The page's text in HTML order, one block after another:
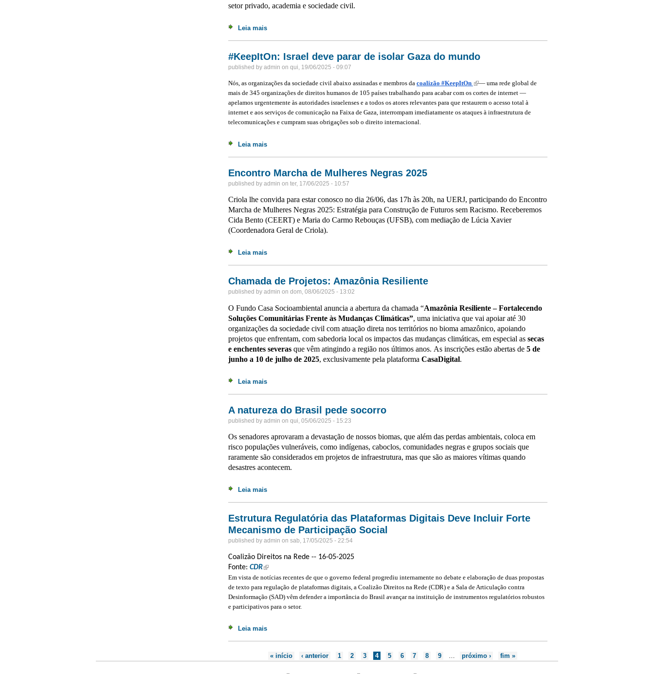
setor privado, academia e sociedade civil.
Leia mais
#KeepItOn: Israel deve parar de isolar Gaza do mundo
published by admin on qui, 19/06/2025 - 09:07
Nós, as organizações da sociedade civil abaixo assinadas e membros da coalizão #KeepItOn (link is external)
— uma rede global de
mais de 345 organizações de direitos humanos de 105 países trabalhando para acabar com os cortes de internet —
apelamos urgentemente às autoridades israelenses e a todos os atores relevantes para que restaurem o acesso total à
internet e aos serviços de comunicação na Faixa de Gaza, interrompam imediatamente os ataques à infraestrutura de
telecomunicações e cumpram suas obrigações sob o direito internacional.
Leia mais
Encontro Marcha de Mulheres Negras 2025
published by admin on ter, 17/06/2025 - 10:57
Criola lhe convida para estar conosco no dia 26/06, das 17h às 20h, na UERJ, participando do Encontro
Marcha de Mulheres Negras 2025: Estratégia para Construção de Futuros sem Racismo. Receberemos
Cida Bento (CEERT) e Maria do Carmo Rebouças (UFSB), com mediação de Lúcia Xavier
(Coordenadora Geral de Criola).
Leia mais
Chamada de Projetos: Amazônia Resiliente
published by admin on dom, 08/06/2025 - 13:02
O Fundo Casa Socioambiental anuncia a abertura da chamada “Amazônia Resiliente – Fortalecendo
Soluções Comunitárias Frente às Mudanças Climáticas”, uma iniciativa que vai apoiar até 30
organizações da sociedade civil com atuação direta nos territórios no bioma amazônico, apoiando
projetos que enfrentam, com sabedoria local os impactos das mudanças climáticas, em especial as secas
e enchentes severas que vêm atingindo a região nos últimos anos. As inscrições estão abertas de 5 de
junho a 10 de julho de 2025, exclusivamente pela plataforma CasaDigital.
Leia mais
A natureza do Brasil pede socorro
published by admin on qui, 05/06/2025 - 15:23
Os senadores aprovaram a devastação de nossos biomas, que além das perdas ambientais, coloca em
risco populações vulneráveis, como indígenas, caboclos, comunidades negras e grupos sociais que
raramente são considerados em projetos de infraestrutura, mas que são as maiores vítimas quando
desastres acontecem.
Leia mais
Estrutura Regulatória das Plataformas Digitais Deve Incluir Forte
Mecanismo de Participação Social
published by admin on sab, 17/05/2025 - 22:54
Coalizão Direitos na Rede -- 16-05-2025
Fonte: CDR(link is external)
Em vista de notícias recentes de que o governo federal progrediu internamente no debate e elaboração de duas propostas
de texto para regulação de plataformas digitais, a Coalizão Direitos na Rede (CDR) e a Sala de Articulação contra
Desinformação (SAD) vêm defender a importância do Brasil avançar na instituição de instrumentos regulatórios robustos
e participativos para o setor.
Leia mais
« início ‹ anterior 1 2 3 4 5 6 7 8 9 próximo › fim »